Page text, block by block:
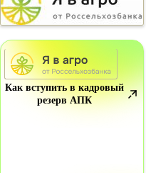
Как вступить в кадровый
резерв АПК